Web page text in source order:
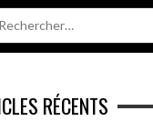
RÉCENTS